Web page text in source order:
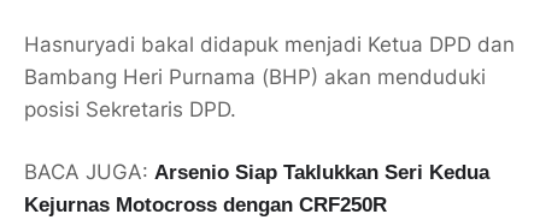
Hasnuryadi bakal didapuk menjadi Ketua DPD dan
Bambang Heri Purnama (BHP) akan menduduki
posisi Sekretaris DPD.
BACA JUGA: Arsenio Siap Taklukkan Seri Kedua
Kejurnas Motocross dengan CRF250R